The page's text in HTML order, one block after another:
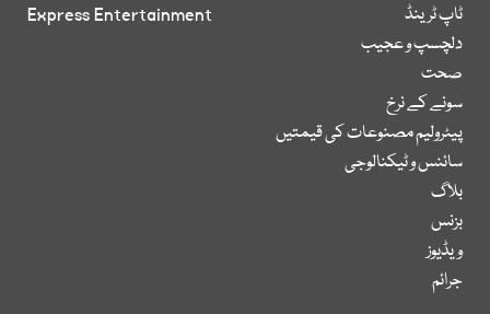
ٹاپ ٹرینڈ
دلچسپ و عجیب
صحت
سونے کے نرخ
پیٹرولیم مصنوعات کی قیمتیں
سائنس و ٹیکنالوجی
بلاگ
بزنس
ویڈیوز
جرائم
Express Entertainment